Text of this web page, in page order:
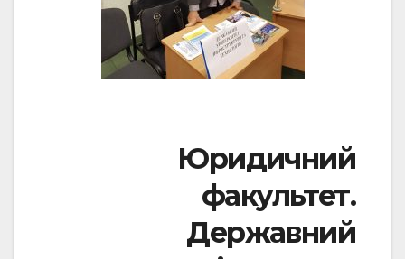
Юридичний
факультет.
Державний